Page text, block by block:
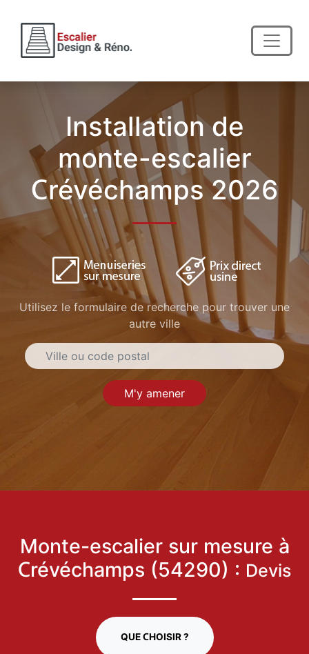
Installation de
monte-escalier
Crévéchamps 2026
Utilisez le formulaire de recherche pour trouver une
autre ville
M'y amener
Monte-escalier sur mesure à
Crévéchamps (54290) : Devis
QUE CHOISIR ?